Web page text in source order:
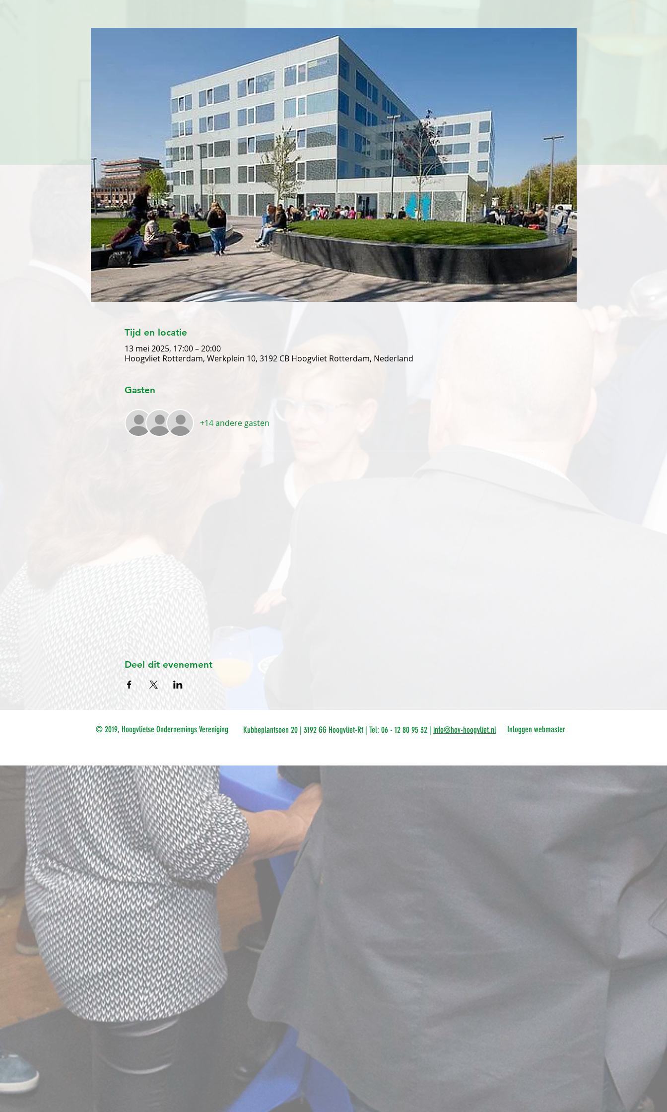
Tijd en locatie
13 mei 2025, 17:00 – 20:00
Hoogvliet Rotterdam, Werkplein 10, 3192 CB Hoogvliet Rotterdam, Nederland
Gasten
+14 andere gasten
Deel dit evenement
© 2019, Hoogvlietse Ondernemings Vereniging Kubbeplantsoen 20 | 3192 GG Hoogvliet-Rt | Tel: 06 - 12 80 95 32 | info@hov-hoogvliet.nl Inloggen webmaster